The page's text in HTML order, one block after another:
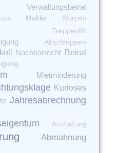
Verwaltungsbeirat
Makler Wurzeln
Treppenlift
Abschleppen
Nachbarrecht Beirat
Mietminderung
Kurioses
Jahresabrechnung
Arzthaftung
Abmahnung